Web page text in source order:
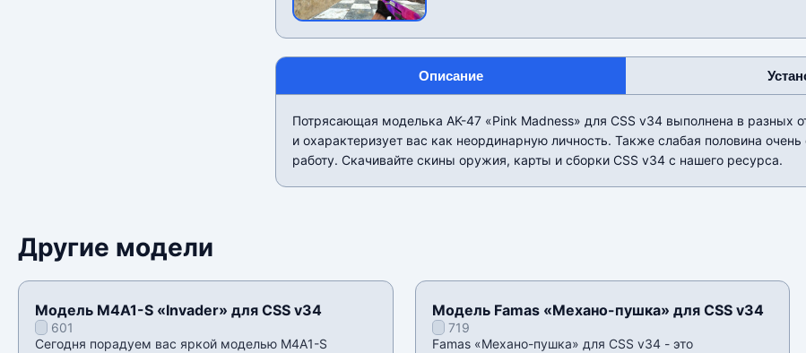
Описание
Потрясающая моделька AK-47 «Pink Madness» для CSS v34 выполнена в разных
и охарактеризует вас как неординарную личность. Также слабая половина
работу. Скачивайте скины оружия, карты и сборки CSS v34 c нашего ресурса.
Другие модели
Модель M4A1-S «Invader» для CSS v34
601
Сегодня порадуем вас яркой моделью M4A1-S
Модель Famas «Механо-пушка» для CSS v34
719
Famas «Механо-пушка» для CSS v34 - это